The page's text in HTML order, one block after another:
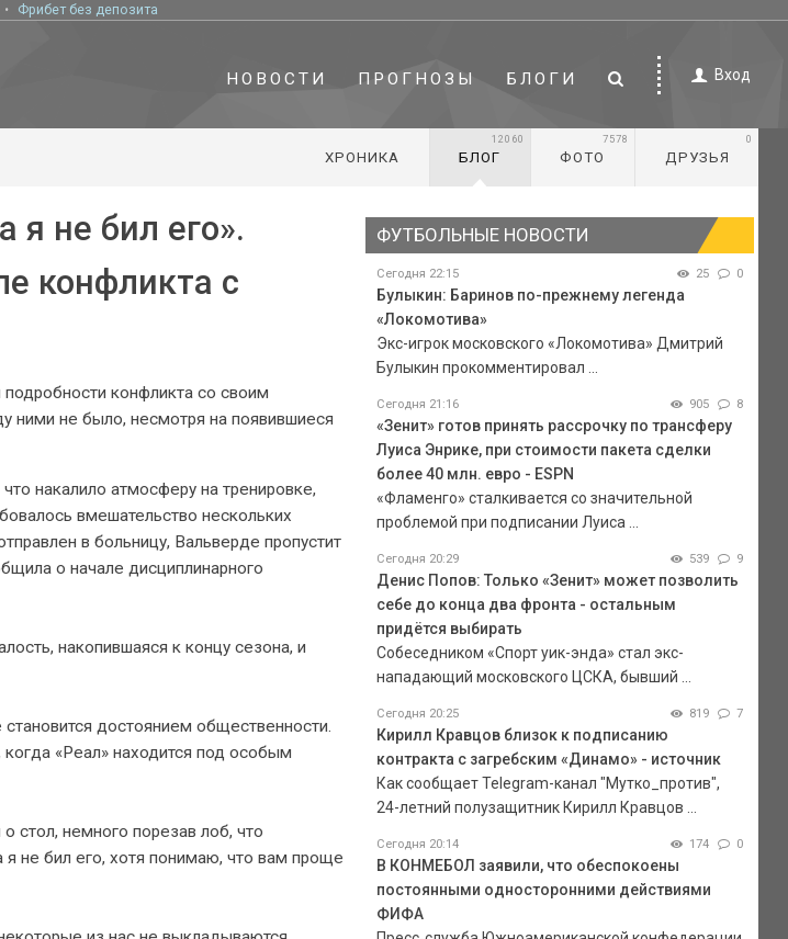
Фрибет без депозита
НОВОСТИ ПРОГНОЗЫ БЛОГИ Вход
ХРОНИКА БЛОГ
12060
ФОТО
7578
ДРУЗЬЯ
0
я не бил его».
конфликта с
конфликта со своим
ними не было, несмотря на появившиеся
накалило атмосферу на тренировке,
вмешательство нескольких
в больницу, Вальверде пропустит
о начале дисциплинарного
накопившаяся к концу сезона, и
достоянием общественности.
«Реал» находится под особым
стол, немного порезав лоб, что
не бил его, хотя понимаю, что вам проще
ФУТБОЛЬНЫЕ НОВОСТИ
Сегодня 22:15 25 0
Булыкин: Баринов по-прежнему легенда
«Локомотива»
Экс-игрок московского «Локомотива» Дмитрий
Булыкин прокомментировал ...
Сегодня 21:16 905 8
«Зенит» готов принять рассрочку по трансферу
Луиса Энрике, при стоимости пакета сделки
более 40 млн. евро - ESPN
«Фламенго» сталкивается со значительной
проблемой при подписании Луиса ...
Сегодня 20:29 539 9
Денис Попов: Только «Зенит» может позволить
себе до конца два фронта - остальным
придётся выбирать
Собеседником «Спорт уик-энда» стал экс-
нападающий московского ЦСКА, бывший ...
Сегодня 20:25 819 7
Кирилл Кравцов близок к подписанию
контракта с загребским «Динамо» - источник
Как сообщает Telegram-канал "Мутко_против",
24-летний полузащитник Кирилл Кравцов ...
Сегодня 20:14 174 0
В КОНМЕБОЛ заявили, что обеспокоены
постоянными односторонними действиями
ФИФА